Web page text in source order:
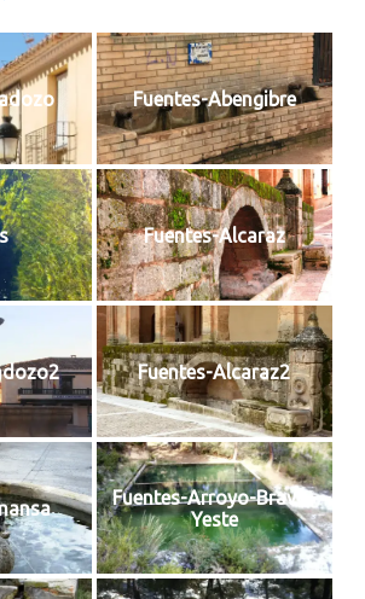
Fuentes-Abengibre
Fuentes-Alcaraz
Fuentes-Alcaraz2
Fuentes-Arroyo-Bravo-
Yeste